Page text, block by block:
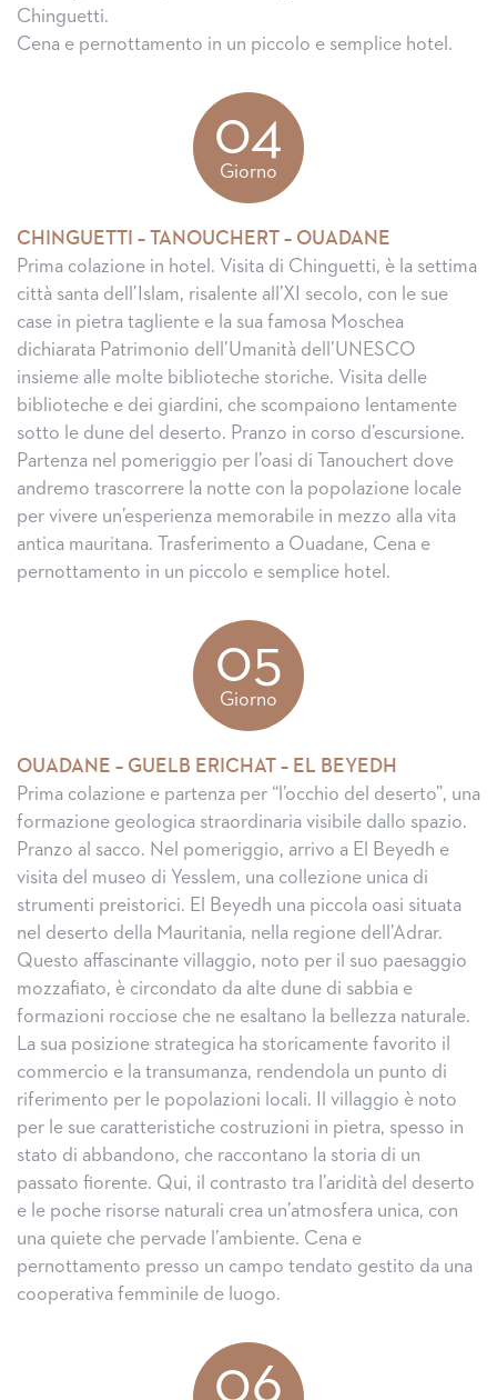
Chinguetti.
Cena e pernottamento in un piccolo e semplice hotel.
04
Giorno
CHINGUETTI – TANOUCHERT – OUADANE
Prima colazione in hotel. Visita di Chinguetti, è la settima
città santa dell’Islam, risalente all’XI secolo, con le sue
case in pietra tagliente e la sua famosa Moschea
dichiarata Patrimonio dell’Umanità dell’UNESCO
insieme alle molte biblioteche storiche. Visita delle
biblioteche e dei giardini, che scompaiono lentamente
sotto le dune del deserto. Pranzo in corso d’escursione.
Partenza nel pomeriggio per l’oasi di Tanouchert dove
andremo trascorrere la notte con la popolazione locale
per vivere un’esperienza memorabile in mezzo alla vita
antica mauritana. Trasferimento a Ouadane, Cena e
pernottamento in un piccolo e semplice hotel.
05
Giorno
OUADANE – GUELB ERICHAT – EL BEYEDH
Prima colazione e partenza per “l’occhio del deserto”, una
formazione geologica straordinaria visibile dallo spazio.
Pranzo al sacco. Nel pomeriggio, arrivo a El Beyedh e
visita del museo di Yesslem, una collezione unica di
strumenti preistorici. El Beyedh una piccola oasi situata
nel deserto della Mauritania, nella regione dell’Adrar.
Questo affascinante villaggio, noto per il suo paesaggio
mozzafiato, è circondato da alte dune di sabbia e
formazioni rocciose che ne esaltano la bellezza naturale.
La sua posizione strategica ha storicamente favorito il
commercio e la transumanza, rendendola un punto di
riferimento per le popolazioni locali. Il villaggio è noto
per le sue caratteristiche costruzioni in pietra, spesso in
stato di abbandono, che raccontano la storia di un
passato fiorente. Qui, il contrasto tra l’aridità del deserto
e le poche risorse naturali crea un’atmosfera unica, con
una quiete che pervade l’ambiente. Cena e
pernottamento presso un campo tendato gestito da una
cooperativa femminile de luogo.
06